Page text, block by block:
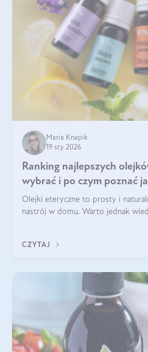
Maria Knapik
19 sty 2026
Ranking najlepszych
wybrać i po czym poznać
Olejki eteryczne to prosty i
nastrój w domu. Warto jednak
kryteria wyboru!
CZYTAJ